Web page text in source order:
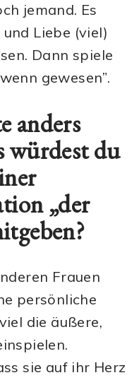
jemand. Es
Liebe (viel)
Dann spiele
gewesen”.
anders
würdest du
„der
Frauen
persönliche
die äußere,
sie auf ihr Herz